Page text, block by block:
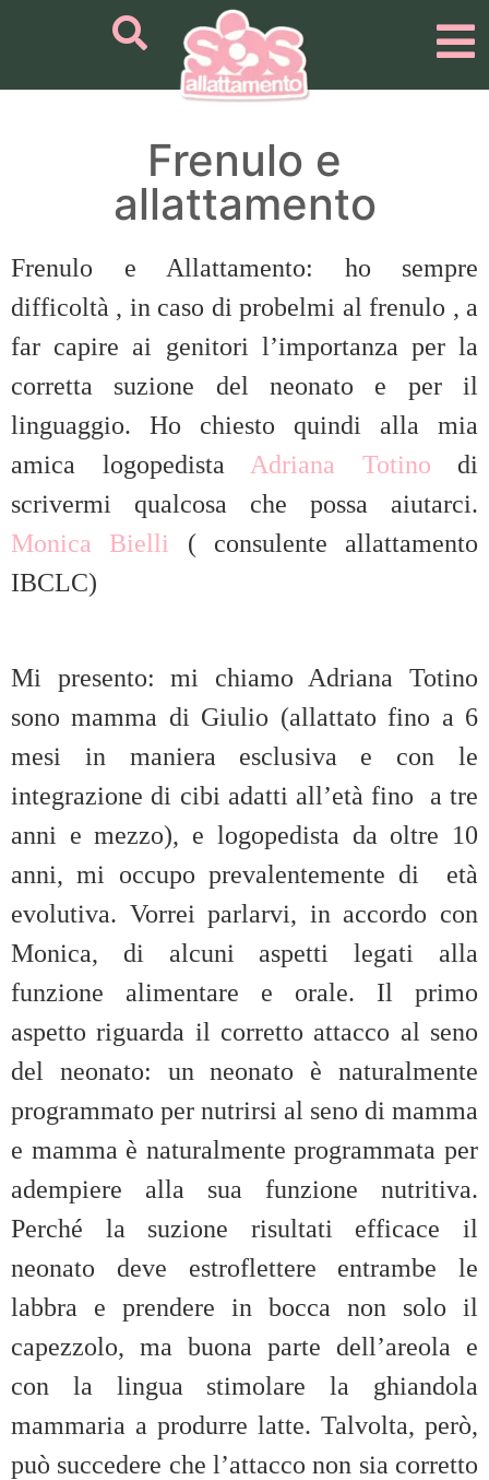
Frenulo e
allattamento
Frenulo e Allattamento: ho sempre
difficoltà , in caso di probelmi al frenulo , a
far capire ai genitori l’importanza per la
corretta suzione del neonato e per il
linguaggio. Ho chiesto quindi alla mia
amica logopedista Adriana Totino di
scrivermi qualcosa che possa aiutarci.
Monica Bielli ( consulente allattamento
IBCLC)
Mi presento: mi chiamo Adriana Totino
sono mamma di Giulio (allattato fino a 6
mesi in maniera esclusiva e con le
integrazione di cibi adatti all’età fino a tre
anni e mezzo), e logopedista da oltre 10
anni, mi occupo prevalentemente di età
evolutiva. Vorrei parlarvi, in accordo con
Monica, di alcuni aspetti legati alla
funzione alimentare e orale. Il primo
aspetto riguarda il corretto attacco al seno
del neonato: un neonato è naturalmente
programmato per nutrirsi al seno di mamma
e mamma è naturalmente programmata per
adempiere alla sua funzione nutritiva.
Perché la suzione risultati efficace il
neonato deve estroflettere entrambe le
labbra e prendere in bocca non solo il
capezzolo, ma buona parte dell’areola e
con la lingua stimolare la ghiandola
mammaria a produrre latte. Talvolta, però,
può succedere che l’attacco non sia corretto